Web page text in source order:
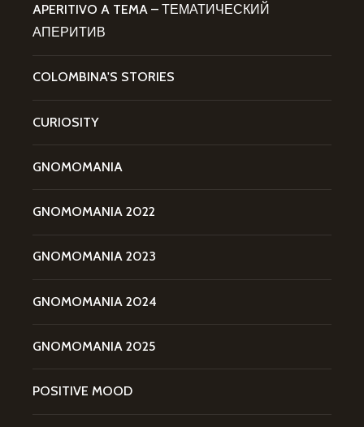
APERITIVO A TEMA – ТЕМАТИЧЕСКИЙ
АПЕРИТИВ
COLOMBINA'S STORIES
CURIOSITY
GNOMOMANIA
GNOMOMANIA 2022
GNOMOMANIA 2023
GNOMOMANIA 2024
GNOMOMANIA 2025
POSITIVE MOOD